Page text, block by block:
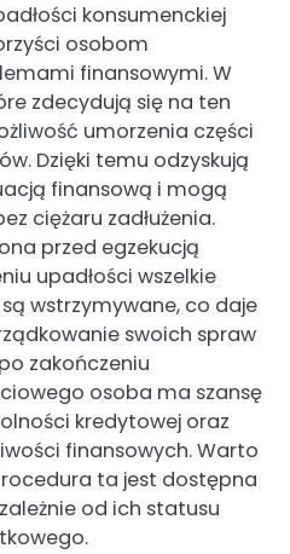
konsumenckiej
osobom
finansowymi. W
zdecydują się na ten
umorzenia części
Dzięki temu odzyskują
finansową i mogą
ciężaru zadłużenia.
przed egzekucją
upadłości wszelkie
wstrzymywane, co daje
swoich spraw
zakończeniu
osoba ma szansę
kredytowej oraz
finansowych. Warto
ta jest dostępna
od ich statusu